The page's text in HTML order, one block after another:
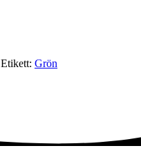
Etikett: Grön